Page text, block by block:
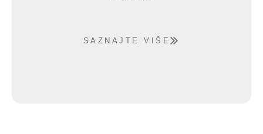
SAZNAJTE VIŠE